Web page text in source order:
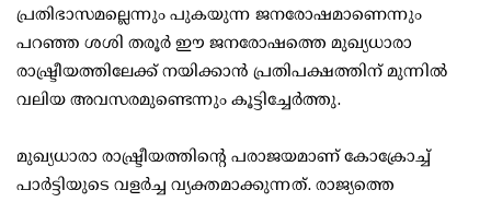
പ്രതിഭാസമല്ലെന്നും പുകയുന്ന ജനരോഷമാണെന്നും
പറഞ്ഞ ശശി തരൂര്‍ ഈ ജനരോഷത്തെ മുഖ്യധാരാ
രാഷ്ട്രീയത്തിലേക്ക് നയിക്കാന്‍ പ്രതിപക്ഷത്തിന് മുന്നില്‍
വലിയ അവസരമുണ്ടെന്നും കൂട്ടിച്ചേര്‍ത്തു.
മുഖ്യധാരാ രാഷ്ട്രീയത്തിന്റെ പരാജയമാണ് കോക്രോച്ച്
പാര്‍ട്ടിയുടെ വളര്‍ച്ച വ്യക്തമാക്കുന്നത്. രാജ്യത്തെ